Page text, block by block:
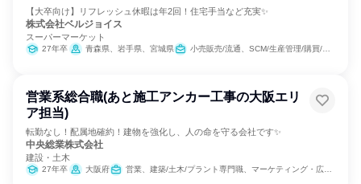
【大卒向け】リフレッシュ休暇は年2回！住宅手当など充実✨
株式会社ベルジョイス
スーパーマーケット
27年卒 青森県、岩手県、宮城県 小売販売/流通、SCM/生産管理/購買/物流、経営/事業企画
営業系総合職(あと施工アンカー工事の大阪エリ
ア担当)
転勤なし！配属地確約！建物を強化し、人の命を守る会社です✨
中央総業株式会社
建設・土木
27年卒 大阪府 営業、建築/土木/プラント専門職、マーケティング・広告・宣伝、カスタマーサクセス